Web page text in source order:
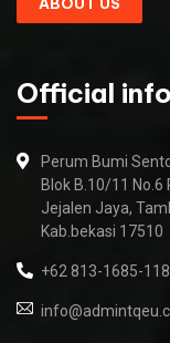
ABOUT US
Official info
Perum Bumi
Blok B.10/11 No.6
Jejalen Jaya,
Kab.bekasi 17510
+62 813-1685-